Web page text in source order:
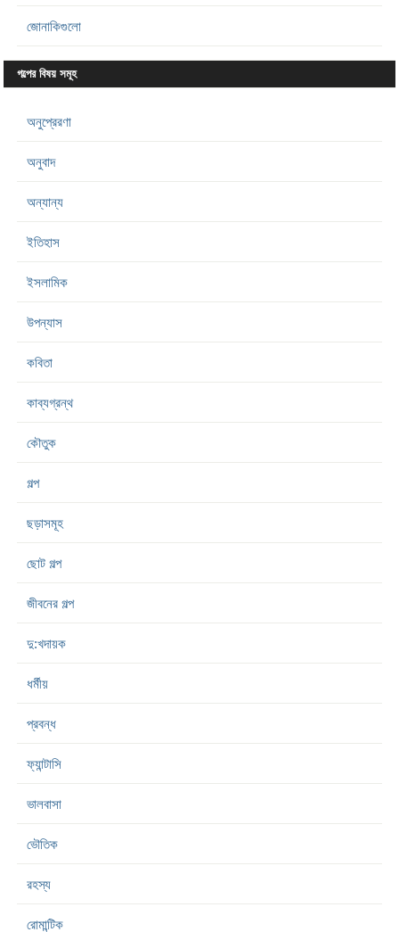
জোনাকিগুলো
গল্পের বিষয় সমূহ
অনুপ্রেরণা
অনুবাদ
অন্যান্য
ইতিহাস
ইসলামিক
উপন্যাস
কবিতা
কাব্যগ্রন্থ
কৌতুক
গল্প
ছড়াসমূহ
ছোট গল্প
জীবনের গল্প
দু:খদায়ক
ধর্মীয়
প্রবন্ধ
ফ্যান্টাসি
ভালবাসা
ভৌতিক
রহস্য
রোমান্টিক